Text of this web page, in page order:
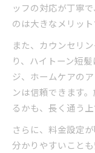
ッフの対応が丁寧
のは大きなメリット
また、カウンセリ
り、ハイトーン短
ジ、ホームケアの
ンは信頼できます
るかも、長く通う
さらに、料金設定
分かりやすいこと